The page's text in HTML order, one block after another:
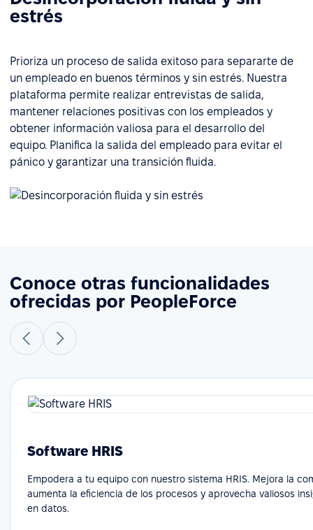
estrés
Prioriza un proceso de salida exitoso para separarte de
un empleado en buenos términos y sin estrés. Nuestra
plataforma permite realizar entrevistas de salida,
mantener relaciones positivas con los empleados y
obtener información valiosa para el desarrollo del
equipo. Planifica la salida del empleado para evitar el
pánico y garantizar una transición fluida.
Conoce otras funcionalidades
ofrecidas por PeopleForce
Software HRIS
Empodera a tu equipo con nuestro sistema HRIS. Mejora la
aumenta la eficiencia de los procesos y aprovecha valiosos
en datos.